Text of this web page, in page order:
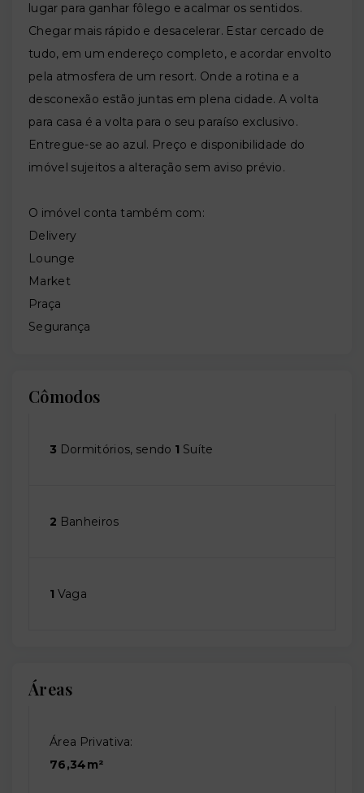
lugar para ganhar fôlego e acalmar os sentidos.
Chegar mais rápido e desacelerar. Estar cercado de
tudo, em um endereço completo, e acordar envolto
pela atmosfera de um resort. Onde a rotina e a
desconexão estão juntas em plena cidade. A volta
para casa é a volta para o seu paraíso exclusivo.
Entregue-se ao azul. Preço e disponibilidade do
imóvel sujeitos a alteração sem aviso prévio.
O imóvel conta também com:
Delivery
Lounge
Market
Praça
Segurança
Cômodos
3 Dormitórios, sendo 1 Suíte
2 Banheiros
1 Vaga
Áreas
Área Privativa:
76,34m²